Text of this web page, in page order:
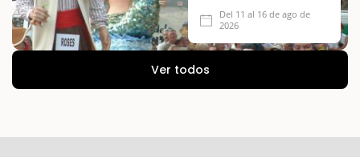
Del 11 al 16 de ago de
2026
Ver todos